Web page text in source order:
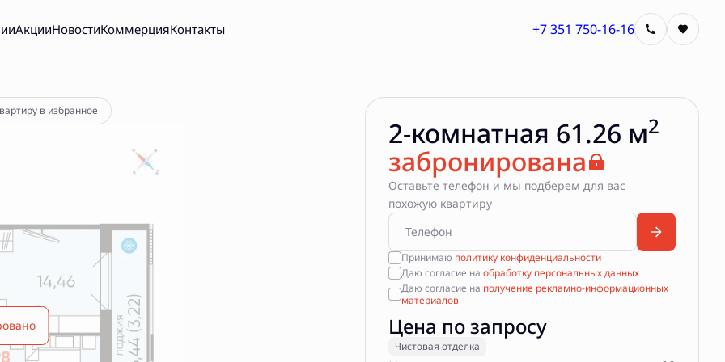
АкцииНовостиКоммерцияКонтакты +7 351 750-16-16
Квартира забронирована
в избранное
2-комнатная 61.26 м2
забронирована
Оставьте телефон и мы подберем для вас
похожую квартиру
Принимаю политику конфиденциальности
Даю согласие на обработку персональных данных
Даю согласие на получение рекламно-информационных
материалов
Цена по запросу
Чистовая отделка